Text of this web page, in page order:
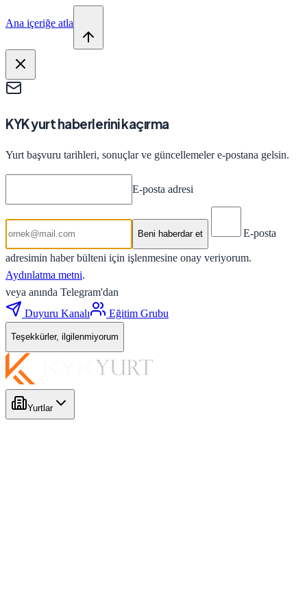
Ana içeriğe atla
KYK yurt haberlerini kaçırma
Yurt başvuru tarihleri, sonuçlar ve güncellemeler e-postana gelsin.
E-posta adresi
Beni haberdar et E-posta
adresimin haber bülteni için işlenmesine onay veriyorum.
Aydınlatma metni.
veya anında Telegram'dan
Duyuru Kanalı
Eğitim Grubu
Teşekkürler, ilgilenmiyorum
Yurtlar